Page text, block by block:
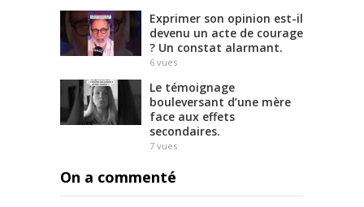
Exprimer son opinion est-il
devenu un acte de courage
? Un constat alarmant.
6 vues
Le témoignage
bouleversant d’une mère
face aux effets
secondaires.
7 vues
On a commenté